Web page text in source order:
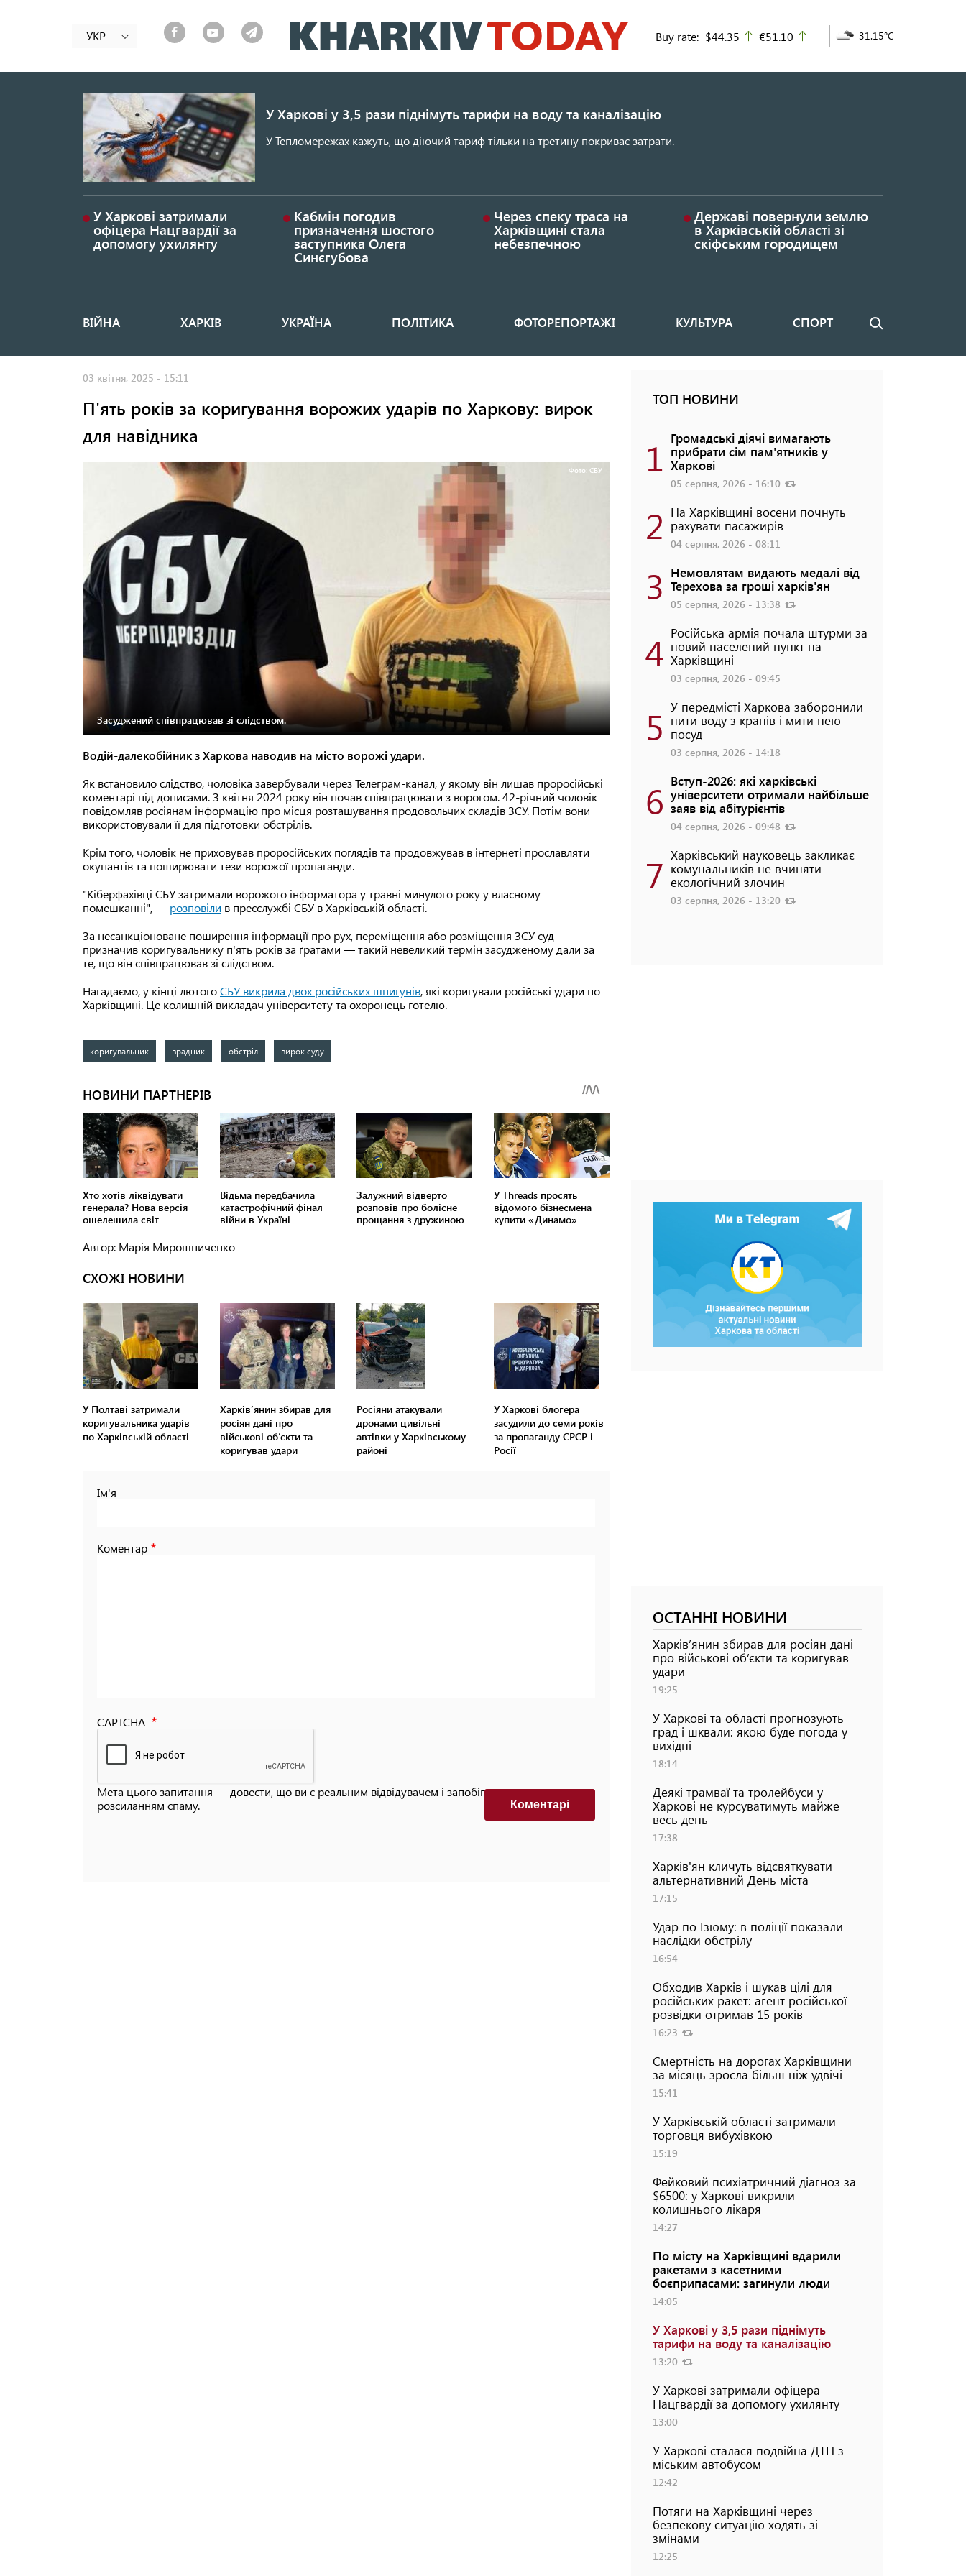
до
основного
УКР Buy rate: $44.35 up
€51.10 31.15°C
У Харкові у 3,5 рази піднімуть тарифи на воду та каналізацію
У Тепломережах кажуть, що діючий тариф тільки на третину покриває затрати.
У Харкові затримали
офіцера Нацгвардії за
допомогу ухилянту
Кабмін погодив
призначення шостого
заступника Олега
Синєгубова
Через спеку траса на
Харківщині стала
небезпечною
Державі повернули землю
в Харківській області зі
скіфським городищем
Основная
ВІЙНА ХАРКІВ УКРАЇНА ПОЛІТИКА ФОТОРЕПОРТАЖІ КУЛЬТУРА СПОРТ Пошук
03 квітня, 2025 - 15:11
П'ять років за коригування ворожих ударів по Харкову: вирок
для навідника
Фото: СБУ
Засуджений співпрацював зі слідством.
Водій-далекобійник з Харкова наводив на місто ворожі удари.
Як встановило слідство, чоловіка завербували через Телеграм-канал, у якому він лишав проросійські
коментарі під дописами. З квітня 2024 року він почав співпрацювати з ворогом. 42-річний чоловік
повідомляв росіянам інформацію про місця розташування продовольчих складів ЗСУ. Потім вони
використовували її для підготовки обстрілів.
Крім того, чоловік не приховував проросійських поглядів та продовжував в інтернеті прославляти
окупантів та поширювати тези ворожої пропаганди.
"Кіберфахівці СБУ затримали ворожого інформатора у травні минулого року у власному
помешканні", — розповіли в пресслужбі СБУ в Харківській області.
За несанкціоноване поширення інформації про рух, переміщення або розміщення ЗСУ суд
призначив коригувальнику п'ять років за ґратами — такий невеликий термін засудженому дали за
те, що він співпрацював зі слідством.
Нагадаємо, у кінці лютогоСБУ викрила двох російських шпигунів, які коригували російські удари по
Харківщині. Це колишній викладач університету та охоронець готелю.
коригувальник зрадник обстріл вирок суду
Автор: Марія Мирошниченко
СХОЖІ НОВИНИ
У Полтаві затримали
коригувальника ударів
по Харківській області
Харків’янин збирав для
росіян дані про
військові об’єкти та
коригував удари
Росіяни атакували
дронами цивільні
автівки у Харківському
районі
У Харкові блогера
засудили до семи років
за пропаганду СРСР і
Росії
Ім'я
Коментар
CAPTCHA
Мета цього запитання — довести, що ви є реальним відвідувачем і запобігти автоматизованим
розсиланням спаму.
Коментарi
ТОП НОВИНИ
1 Громадські діячі вимагають
прибрати сім пам'ятників у
Харкові
05 серпня, 2026 - 16:10
2 На Харківщині восени почнуть
рахувати пасажирів
04 серпня, 2026 - 08:11
3 Немовлятам видають медалі від
Терехова за гроші харків'ян
05 серпня, 2026 - 13:38
4 Російська армія почала штурми за
новий населений пункт на
Харківщині
03 серпня, 2026 - 09:45
5 У передмісті Харкова заборонили
пити воду з кранів і мити нею
посуд
03 серпня, 2026 - 14:18
6 Вступ-2026: які харківські
університети отримали найбільше
заяв від абітурієнтів
04 серпня, 2026 - 09:48
7 Харківський науковець закликає
комунальників не вчиняти
екологічний злочин
03 серпня, 2026 - 13:20
ОСТАННІ НОВИНИ
Харків’янин збирав для росіян дані
про військові об’єкти та коригував
удари
19:25
У Харкові та області прогнозують
град і шквали: якою буде погода у
вихідні
18:14
Деякі трамваї та тролейбуси у
Харкові не курсуватимуть майже
весь день
17:38
Харків'ян кличуть відсвяткувати
альтернативний День міста
17:15
Удар по Ізюму: в поліції показали
наслідки обстрілу
16:54
Обходив Харків і шукав цілі для
російських ракет: агент російської
розвідки отримав 15 років
16:23
Смертність на дорогах Харківщини
за місяць зросла більш ніж удвічі
15:41
У Харківській області затримали
торговця вибухівкою
15:19
Фейковий психіатричний діагноз за
$6500: у Харкові викрили
колишнього лікаря
14:27
По місту на Харківщині вдарили
ракетами з касетними
боєприпасами: загинули люди
14:05
У Харкові у 3,5 рази піднімуть
тарифи на воду та каналізацію
13:20
У Харкові затримали офіцера
Нацгвардії за допомогу ухилянту
13:00
У Харкові сталася подвійна ДТП з
міським автобусом
12:42
Потяги на Харківщині через
безпекову ситуацію ходять зі
змінами
12:25